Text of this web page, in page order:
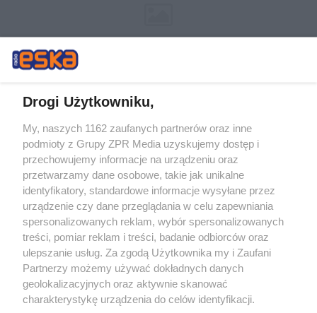
Żaden utwór zamieszczony w serwisie nie może być powielany i
rozpowszechniany lub dalej rozpowszechniany w jakikolwiek sposób (w
tym także elektroniczny lub mechaniczny) na jakimkolwiek polu
eksploatacji w jakiejkolwiek formie, włącznie z umieszczaniem w
Internecie bez pisemnej zgody właściciela praw. Jakiekolwiek użycie lub
wykorzystanie utworów w całości lub w części z naruszeniem prawa,
tzn. bez właściwej zgody, jest zabronione pod groźbą kary i może być
ścigane prawnie.
Drogi Użytkowniku,
My, naszych 1162 zaufanych partnerów oraz inne
podmioty z Grupy ZPR Media uzyskujemy dostęp i
przechowujemy informacje na urządzeniu oraz
przetwarzamy dane osobowe, takie jak unikalne
identyfikatory, standardowe informacje wysyłane przez
urządzenie czy dane przeglądania w celu zapewniania
spersonalizowanych reklam, wybór spersonalizowanych
treści, pomiar reklam i treści, badanie odbiorców oraz
ulepszanie usług. Za zgodą Użytkownika my i Zaufani
Partnerzy możemy używać dokładnych danych
geolokalizacyjnych oraz aktywnie skanować
charakterystykę urządzenia do celów identyfikacji.